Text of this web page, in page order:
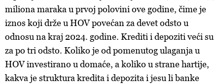
kolačića
. Kolačiće u bilo kojem trenutku možete ponovno
ažurirati klikom na „Prikaži detalje“. Privolu možete u bilo
kojem trenutku povući bez negativnih posljedica.
miliona maraka u prvoj polovini ove godine, čime je
iznos koji drže u HOV povećan za devet odsto u
odnosu na kraj 2024. godine. Krediti i depoziti veći su
za po tri odsto. Koliko je od pomenutog ulaganja u
HOV investirano u domaće, a koliko u strane hartije,
kakva je struktura kredita i depozita i jesu li banke